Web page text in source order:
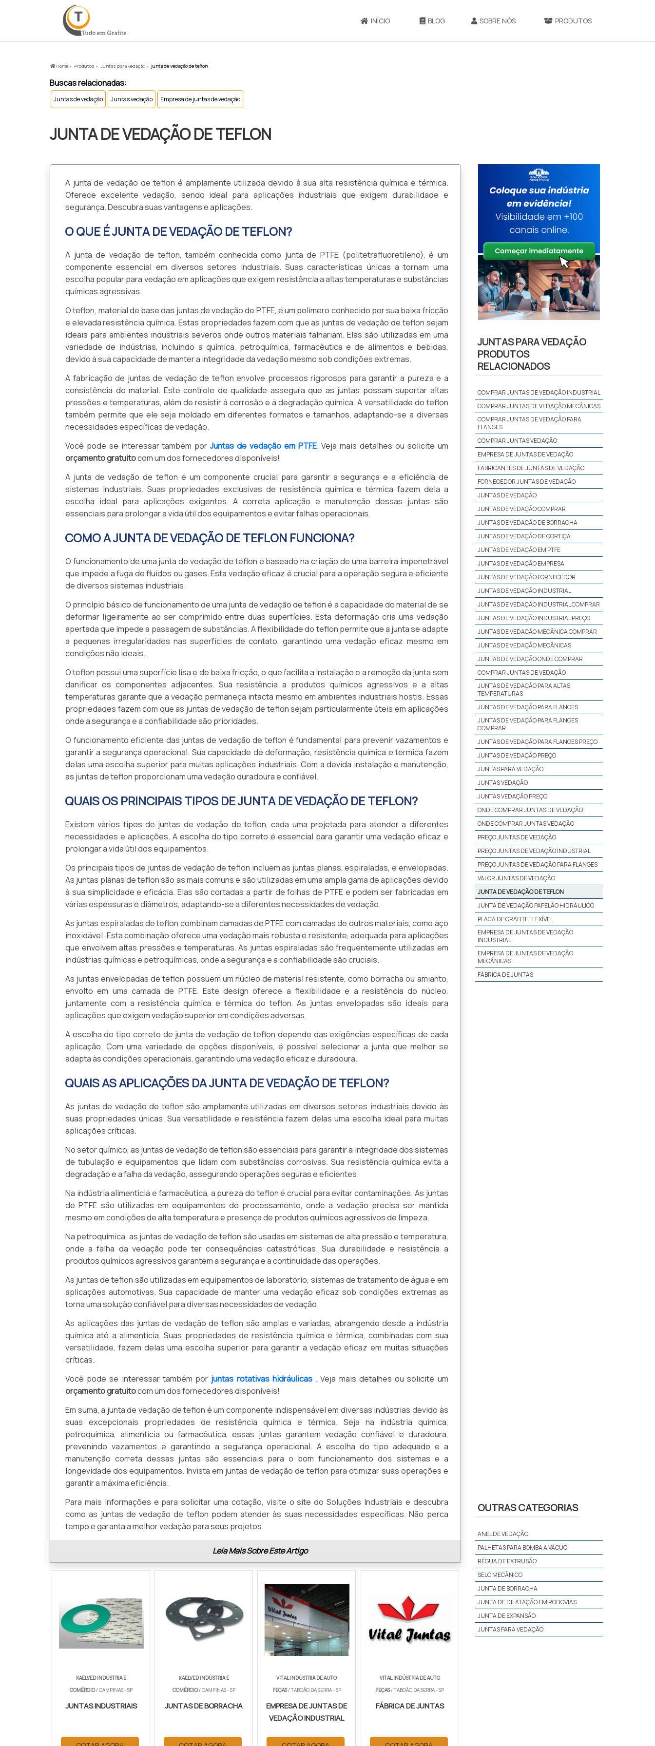
INÍCIO BLOG SOBRE NÓS PRODUTOS
Home » Produtos » Juntas para Vedação » junta de vedação de teflon
Buscas relacionadas:
Juntas de vedação Juntas vedação Empresa de juntas de vedação
JUNTA DE VEDAÇÃO DE TEFLON
A junta de vedação de teflon é amplamente utilizada devido à sua alta resistência química e térmica.
Oferece excelente vedação, sendo ideal para aplicações industriais que exigem durabilidade e
segurança. Descubra suas vantagens e aplicações.
O QUE É JUNTA DE VEDAÇÃO DE TEFLON?
A junta de vedação de teflon, também conhecida como junta de PTFE (politetrafluoretileno), é um
componente essencial em diversos setores industriais. Suas características únicas a tornam uma
escolha popular para vedação em aplicações que exigem resistência a altas temperaturas e substâncias
químicas agressivas.
O teflon, material de base das juntas de vedação de PTFE, é um polímero conhecido por sua baixa fricção
e elevada resistência química. Estas propriedades fazem com que as juntas de vedação de teflon sejam
ideais para ambientes industriais severos onde outros materiais falhariam. Elas são utilizadas em uma
variedade de indústrias, incluindo a química, petroquímica, farmacêutica e de alimentos e bebidas,
devido à sua capacidade de manter a integridade da vedação mesmo sob condições extremas.
A fabricação de juntas de vedação de teflon envolve processos rigorosos para garantir a pureza e a
consistência do material. Este controle de qualidade assegura que as juntas possam suportar altas
pressões e temperaturas, além de resistir à corrosão e à degradação química. A versatilidade do teflon
também permite que ele seja moldado em diferentes formatos e tamanhos, adaptando-se a diversas
necessidades específicas de vedação.
Você pode se interessar também porJuntas de vedação em PTFE. Veja mais detalhes ou solicite um
orçamento gratuitocom um dos fornecedores disponíveis!
A junta de vedação de teflon é um componente crucial para garantir a segurança e a eficiência de
sistemas industriais. Suas propriedades exclusivas de resistência química e térmica fazem dela a
escolha ideal para aplicações exigentes. A correta aplicação e manutenção dessas juntas são
essenciais para prolongar a vida útil dos equipamentos e evitar falhas operacionais.
COMO A JUNTA DE VEDAÇÃO DE TEFLON FUNCIONA?
O funcionamento de uma junta de vedação de teflon é baseado na criação de uma barreira impenetrável
que impede a fuga de fluidos ou gases. Esta vedação eficaz é crucial para a operação segura e eficiente
de diversos sistemas industriais.
O princípio básico de funcionamento de uma junta de vedação de teflon é a capacidade do material de se
deformar ligeiramente ao ser comprimido entre duas superfícies. Esta deformação cria uma vedação
apertada que impede a passagem de substâncias. A flexibilidade do teflon permite que a junta se adapte
a pequenas irregularidades nas superfícies de contato, garantindo uma vedação eficaz mesmo em
condições não ideais.
O teflon possui uma superfície lisa e de baixa fricção, o que facilita a instalação e a remoção da junta sem
danificar os componentes adjacentes. Sua resistência a produtos químicos agressivos e a altas
temperaturas garante que a vedação permaneça intacta mesmo em ambientes industriais hostis. Essas
propriedades fazem com que as juntas de vedação de teflon sejam particularmente úteis em aplicações
onde a segurança e a confiabilidade são prioridades.
O funcionamento eficiente das juntas de vedação de teflon é fundamental para prevenir vazamentos e
garantir a segurança operacional. Sua capacidade de deformação, resistência química e térmica fazem
delas uma escolha superior para muitas aplicações industriais. Com a devida instalação e manutenção,
as juntas de teflon proporcionam uma vedação duradoura e confiável.
QUAIS OS PRINCIPAIS TIPOS DE JUNTA DE VEDAÇÃO DE TEFLON?
Existem vários tipos de juntas de vedação de teflon, cada uma projetada para atender a diferentes
necessidades e aplicações. A escolha do tipo correto é essencial para garantir uma vedação eficaz e
prolongar a vida útil dos equipamentos.
Os principais tipos de juntas de vedação de teflon incluem as juntas planas, espiraladas, e envelopadas.
As juntas planas de teflon são as mais comuns e são utilizadas em uma ampla gama de aplicações devido
à sua simplicidade e eficácia. Elas são cortadas a partir de folhas de PTFE e podem ser fabricadas em
várias espessuras e diâmetros, adaptando-se a diferentes necessidades de vedação.
As juntas espiraladas de teflon combinam camadas de PTFE com camadas de outros materiais, como aço
inoxidável. Esta combinação oferece uma vedação mais robusta e resistente, adequada para aplicações
que envolvem altas pressões e temperaturas. As juntas espiraladas são frequentemente utilizadas em
indústrias químicas e petroquímicas, onde a segurança e a confiabilidade são cruciais.
As juntas envelopadas de teflon possuem um núcleo de material resistente, como borracha ou amianto,
envolto em uma camada de PTFE. Este design oferece a flexibilidade e a resistência do núcleo,
juntamente com a resistência química e térmica do teflon. As juntas envelopadas são ideais para
aplicações que exigem vedação superior em condições adversas.
A escolha do tipo correto de junta de vedação de teflon depende das exigências específicas de cada
aplicação. Com uma variedade de opções disponíveis, é possível selecionar a junta que melhor se
adapta às condições operacionais, garantindo uma vedação eficaz e duradoura.
QUAIS AS APLICAÇÕES DA JUNTA DE VEDAÇÃO DE TEFLON?
As juntas de vedação de teflon são amplamente utilizadas em diversos setores industriais devido às
suas propriedades únicas. Sua versatilidade e resistência fazem delas uma escolha ideal para muitas
aplicações críticas.
No setor químico, as juntas de vedação de teflon são essenciais para garantir a integridade dos sistemas
de tubulação e equipamentos que lidam com substâncias corrosivas. Sua resistência química evita a
degradação e a falha da vedação, assegurando operações seguras e eficientes.
Na indústria alimentícia e farmacêutica, a pureza do teflon é crucial para evitar contaminações. As juntas
de PTFE são utilizadas em equipamentos de processamento, onde a vedação precisa ser mantida
mesmo em condições de alta temperatura e presença de produtos químicos agressivos de limpeza.
Na petroquímica, as juntas de vedação de teflon são usadas em sistemas de alta pressão e temperatura,
onde a falha da vedação pode ter consequências catastróficas. Sua durabilidade e resistência a
produtos químicos agressivos garantem a segurança e a continuidade das operações.
As juntas de teflon são utilizadas em equipamentos de laboratório, sistemas de tratamento de água e em
aplicações automotivas. Sua capacidade de manter uma vedação eficaz sob condições extremas as
torna uma solução confiável para diversas necessidades de vedação.
As aplicações das juntas de vedação de teflon são amplas e variadas, abrangendo desde a indústria
química até a alimentícia. Suas propriedades de resistência química e térmica, combinadas com sua
versatilidade, fazem delas uma escolha superior para garantir a vedação eficaz em muitas situações
críticas.
Você pode se interessar também por juntas rotativas hidráulicas . Veja mais detalhes ou solicite um
orçamento gratuitocom um dos fornecedores disponíveis!
Em suma, a junta de vedação de teflon é um componente indispensável em diversas indústrias devido às
suas excepcionais propriedades de resistência química e térmica. Seja na indústria química,
petroquímica, alimentícia ou farmacêutica, essas juntas garantem vedação confiável e duradoura,
prevenindo vazamentos e garantindo a segurança operacional. A escolha do tipo adequado e a
manutenção correta dessas juntas são essenciais para o bom funcionamento dos sistemas e a
longevidade dos equipamentos. Invista em juntas de vedação de teflon para otimizar suas operações e
garantir a máxima eficiência.
Para mais informações e para solicitar uma cotação, visite o site do Soluções Industriais e descubra
como as juntas de vedação de teflon podem atender às suas necessidades específicas. Não perca
tempo e garanta a melhor vedação para seus projetos.
Leia Mais Sobre Este Artigo
KAELVED INDÚSTRIA E
COMÉRCIO/ CAMPINAS - SP
JUNTAS INDUSTRIAIS
KAELVED INDÚSTRIA E
COMÉRCIO/ CAMPINAS - SP
JUNTAS DE BORRACHA
VITAL INDÚSTRIA DE AUTO
PEÇAS/ TABOÃO DA SERRA - SP
EMPRESA DE JUNTAS DE
VEDAÇÃO INDUSTRIAL
VITAL INDÚSTRIA DE AUTO
PEÇAS/ TABOÃO DA SERRA - SP
FÁBRICA DE JUNTAS
JUNTAS PARA VEDAÇÃO
PRODUTOS
RELACIONADOS
COMPRAR JUNTAS DE VEDAÇÃO INDUSTRIAL
COMPRAR JUNTAS DE VEDAÇÃO MECÂNICAS
COMPRAR JUNTAS DE VEDAÇÃO PARA
FLANGES
COMPRAR JUNTAS VEDAÇÃO
EMPRESA DE JUNTAS DE VEDAÇÃO
FABRICANTES DE JUNTAS DE VEDAÇÃO
FORNECEDOR JUNTAS DE VEDAÇÃO
JUNTAS DE VEDAÇÃO
JUNTAS DE VEDAÇÃO COMPRAR
JUNTAS DE VEDAÇÃO DE BORRACHA
JUNTAS DE VEDAÇÃO DE CORTIÇA
JUNTAS DE VEDAÇÃO EM PTFE
JUNTAS DE VEDAÇÃO EMPRESA
JUNTAS DE VEDAÇÃO FORNECEDOR
JUNTAS DE VEDAÇÃO INDUSTRIAL
JUNTAS DE VEDAÇÃO INDUSTRIAL COMPRAR
JUNTAS DE VEDAÇÃO INDUSTRIAL PREÇO
JUNTAS DE VEDAÇÃO MECÂNICA COMPRAR
JUNTAS DE VEDAÇÃO MECÂNICAS
JUNTAS DE VEDAÇÃO ONDE COMPRAR
COMPRAR JUNTAS DE VEDAÇÃO
JUNTAS DE VEDAÇÃO PARA ALTAS
TEMPERATURAS
JUNTAS DE VEDAÇÃO PARA FLANGES
JUNTAS DE VEDAÇÃO PARA FLANGES
COMPRAR
JUNTAS DE VEDAÇÃO PARA FLANGES PREÇO
JUNTAS DE VEDAÇÃO PREÇO
JUNTAS PARA VEDAÇÃO
JUNTAS VEDAÇÃO
JUNTAS VEDAÇÃO PREÇO
ONDE COMPRAR JUNTAS DE VEDAÇÃO
ONDE COMPRAR JUNTAS VEDAÇÃO
PREÇO JUNTAS DE VEDAÇÃO
PREÇO JUNTAS DE VEDAÇÃO INDUSTRIAL
PREÇO JUNTAS DE VEDAÇÃO PARA FLANGES
VALOR JUNTAS DE VEDAÇÃO
JUNTA DE VEDAÇÃO DE TEFLON
JUNTA DE VEDAÇÃO PAPELÃO HIDRÁULICO
PLACA DE GRAFITE FLEXÍVEL
EMPRESA DE JUNTAS DE VEDAÇÃO
INDUSTRIAL
EMPRESA DE JUNTAS DE VEDAÇÃO
MECÂNICAS
FÁBRICA DE JUNTAS
OUTRAS CATEGORIAS
ANEL DE VEDAÇÃO
PALHETAS PARA BOMBA A VÁCUO
RÉGUA DE EXTRUSÃO
SELO MECÂNICO
JUNTA DE BORRACHA
JUNTA DE DILATAÇÃO EM RODOVIAS
JUNTA DE EXPANSÃO
JUNTAS PARA VEDAÇÃO